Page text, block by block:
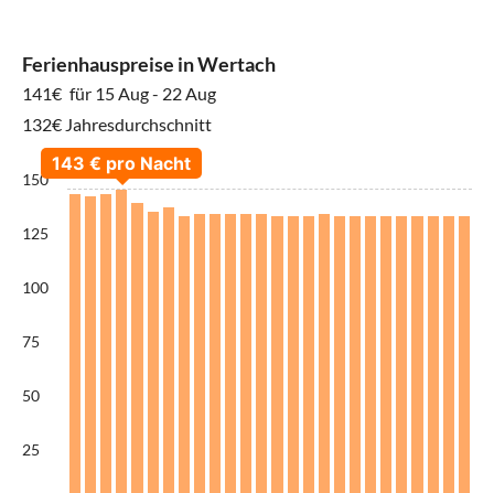
Ferienhauspreise in Wertach
141€ für 15 Aug - 22 Aug
132€ Jahresdurchschnitt
150
125
100
75
50
25